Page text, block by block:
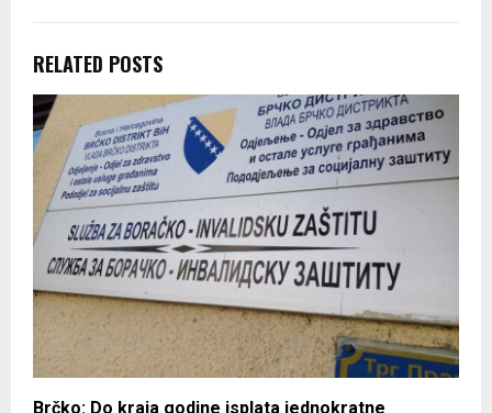
RELATED POSTS
Brčko: Do kraja godine isplata jednokratne